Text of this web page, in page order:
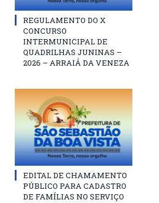
REGULAMENTO DO X
CONCURSO
INTERMUNICIPAL DE
QUADRILHAS JUNINAS –
2026 – ARRAIÁ DA VENEZA
EDITAL DE CHAMAMENTO
PÚBLICO PARA CADASTRO
DE FAMÍLIAS NO SERVIÇO